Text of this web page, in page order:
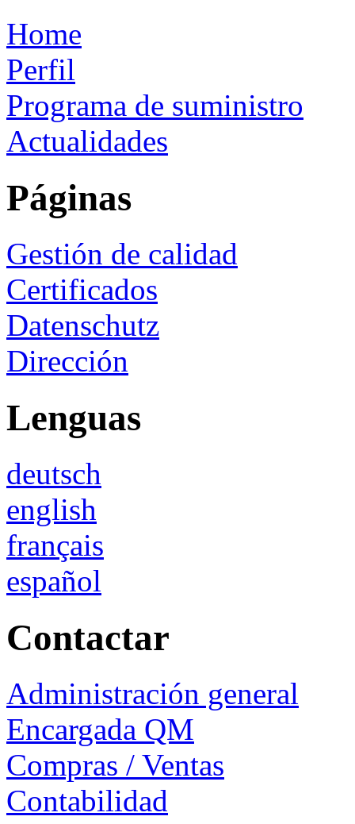
Home
Perfil
Programa de suministro
Actualidades
Páginas
Gestión de calidad
Certificados
Datenschutz
Dirección
Lenguas
deutsch
english
français
español
Contactar
Administración general
Encargada QM
Compras / Ventas
Contabilidad